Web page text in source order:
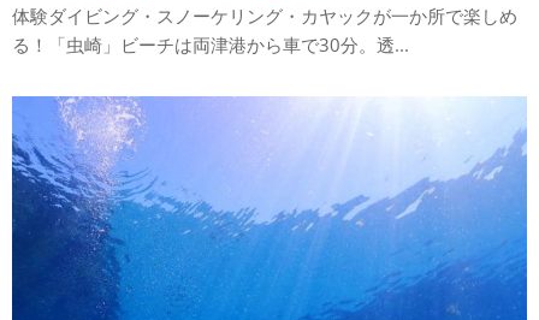
体験ダイビング・スノーケリング・カヤックが一か所で楽しめ
る！「虫崎」ビーチは両津港から車で30分。透...